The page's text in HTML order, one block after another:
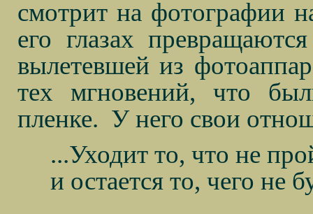
смотрит на фотографии
его глазах
вылетевшей из
тех мгновений, что
пленке. У него свои
...Уходит то, что не
и остается то, чего не